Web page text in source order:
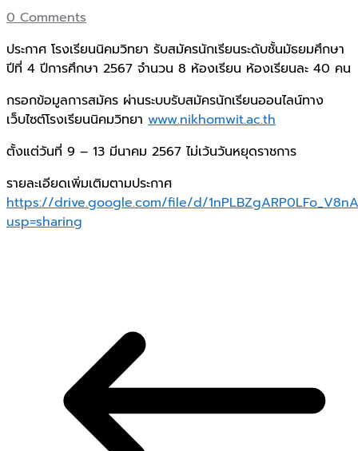
0 Comments
ประกาศ โรงเรียนนิคมวิทยา รับสมัครนักเรียนระดับชั้นมัธยมศึกษา
ปีที่ 4 ปีการศึกษา 2567 จำนวน 8 ห้องเรียน ห้องเรียนละ 40 คน
กรอกข้อมูลการสมัคร ผ่านระบบรับสมัครนักเรียนออนไลน์ทาง
เว็บไซต์โรงเรียนนิคมวิทยา www.nikhomwit.ac.th
ตั้งแต่วันที่ 9 – 13 มีนาคม 2567 ไม่เว้นวันหยุดราชการ
รายละเอียดเพิ่มเติมตามประกาศ
https://drive.google.com/file/d/
usp=sharing